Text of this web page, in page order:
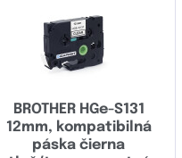
BROTHER HGe-S131
12mm, kompatibilná
páska čierna